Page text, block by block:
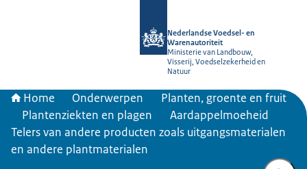
Nederlandse Voedsel- en
Warenautoriteit
Ministerie van Landbouw,
Visserij, Voedselzekerheid en
Natuur
Home Onderwerpen
Planten, groente en fruit
Plantenziekten en plagen
Aardappelmoeheid
Telers van andere producten zoals uitgangsmaterialen
en andere plantmaterialen